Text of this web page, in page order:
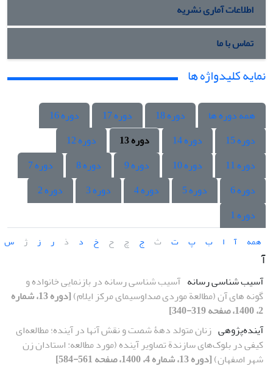
اطلاعات آماری نشریه
تماس با ما
نمایه کلیدواژه ها
همه دوره ها دوره 18 دوره 17
دوره 16
دوره 15
دوره 14 دوره 13
دوره 12
دوره 11
دوره 10 دوره 9 دوره 8
دوره 7
دوره 6
دوره 5 دوره 4 دوره 3
دوره 2
دوره 1
همه آ ا ب پ ت ث ج چ ح خ د ذ ر ز ژ س
آ
آسیب‏ شناسی رسانه آسیب‏ شناسی رسانه در بازنمایی خانواده و
گونه ‏های آن (مطالعة موردی صداوسیمای مرکز ایلام)
[دوره 13، شماره
2، 1400، صفحه 319-340]
آینده‌پژوهی زنان متولد دهۀ شصت و نقش آنها در آینده؛ مطالعه‌ای
کیفی در بلوک‌های سازندة تصاویر آینده (مورد مطالعه: استادان زن
شهر اصفهان)[دوره 13، شماره 4، 1400، صفحه 561-584]